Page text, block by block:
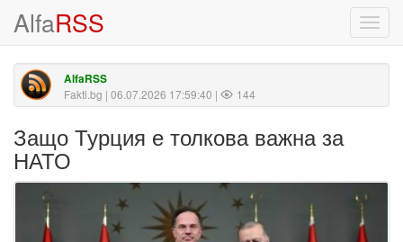
AlfaRSS
AlfaRSS
Fakti.bg | 06.07.2026 17:59:40 | 144
Защо Турция е толкова важна за
НАТО